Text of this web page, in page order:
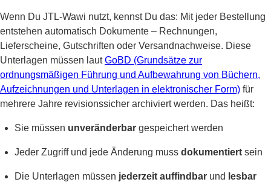
Wenn Du JTL-Wawi nutzt, kennst Du das: Mit jeder Bestellung
entstehen automatisch Dokumente – Rechnungen,
Lieferscheine, Gutschriften oder Versandnachweise. Diese
Unterlagen müssen lautGoBD (Grundsätze zur
ordnungsmäßigen Führung und Aufbewahrung von Büchern,
Aufzeichnungen und Unterlagen in elektronischer Form) für
mehrere Jahre revisionssicher archiviert werden. Das heißt:
Sie müssen unveränderbar gespeichert werden
Jeder Zugriff und jede Änderung muss dokumentiert sein
Die Unterlagen müssen jederzeit auffindbar und lesbar